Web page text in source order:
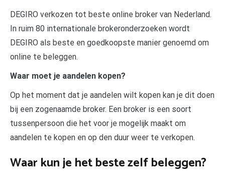
DEGIRO verkozen tot beste online broker van Nederland.
In ruim 80 internationale brokeronderzoeken wordt
DEGIRO als beste en goedkoopste manier genoemd om
online te beleggen.
Waar moet je aandelen kopen?
Op het moment dat je aandelen wilt kopen kan je dit doen
bij een zogenaamde broker. Een broker is een soort
tussenpersoon die het voor je mogelijk maakt om
aandelen te kopen en op den duur weer te verkopen.
Waar kun je het beste zelf beleggen?